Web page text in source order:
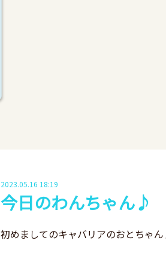
2023.05.16 18:19
今日のわんちゃん♪
初めましてのキャバリアのおとちゃ